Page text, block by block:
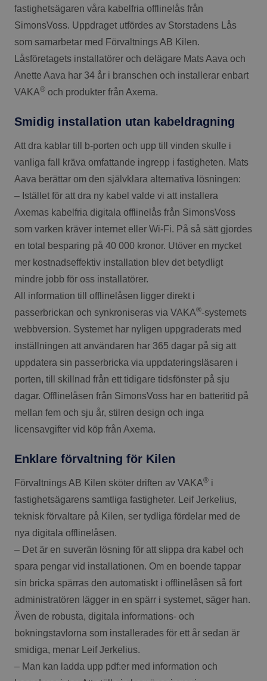
fastighetsägaren våra kabelfria offlinelås från
SimonsVoss. Uppdraget utfördes av Storstadens Lås
som samarbetar med Förvaltnings AB Kilen.
Låsföretagets installatörer och delägare Mats Aava och
Anette Aava har 34 år i branschen och installerar enbart
VAKA® och produkter från Axema.
Smidig installation utan kabeldragning
Att dra kablar till b-porten och upp till vinden skulle i
vanliga fall kräva omfattande ingrepp i fastigheten. Mats
Aava berättar om den självklara alternativa lösningen:
– Istället för att dra ny kabel valde vi att installera
Axemas kabelfria digitala offlinelås från SimonsVoss
som varken kräver internet eller Wi-Fi. På så sätt gjordes
en total besparing på 40 000 kronor. Utöver en mycket
mer kostnadseffektiv installation blev det betydligt
mindre jobb för oss installatörer.
All information till offlinelåsen ligger direkt i
passerbrickan och synkroniseras via VAKA®-systemets
webbversion. Systemet har nyligen uppgraderats med
inställningen att användaren har 365 dagar på sig att
uppdatera sin passerbricka via uppdateringsläsaren i
porten, till skillnad från ett tidigare tidsfönster på sju
dagar. Offlinelåsen från SimonsVoss har en batteritid på
mellan fem och sju år, stilren design och inga
licensavgifter vid köp från Axema.
Enklare förvaltning för Kilen
Förvaltnings AB Kilen sköter driften av VAKA® i
fastighetsägarens samtliga fastigheter. Leif Jerkelius,
teknisk förvaltare på Kilen, ser tydliga fördelar med de
nya digitala offlinelåsen.
– Det är en suverän lösning för att slippa dra kabel och
spara pengar vid installationen. Om en boende tappar
sin bricka spärras den automatiskt i offlinelåsen så fort
administratören lägger in en spärr i systemet, säger han.
Även de robusta, digitala informations- och
bokningstavlorna som installerades för ett år sedan är
smidiga, menar Leif Jerkelius.
– Man kan ladda upp pdf:er med information och